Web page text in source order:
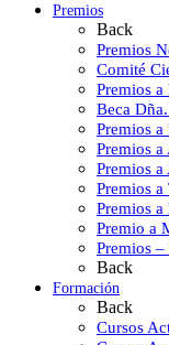
Premios
Back
Premios
Comité
Premios a
Beca
Premios a
Premios
Premios
Premios a
Premios a
Premio a
Premios
Back
Formación
Back
Cursos